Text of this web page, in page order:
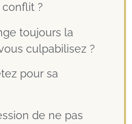
?
toujours la
culpabilisez ?
pour sa
de ne pas